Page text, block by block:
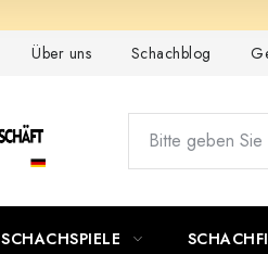
Über uns Schachblog
SCHACHSPIELE